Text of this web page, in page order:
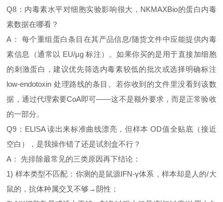
Q8：内毒素水平对细胞实验影响很大，NKMAXBio的蛋白内毒
素数据在哪看？
A： 每个重组蛋白条目在其产品信息/随货文件中应能提供内毒
素信息（通常以 EU/µg 标注）。如果你买的是用于直接加细胞
的刺激蛋白，建议优先筛选内毒素较低的批次或选择明确标注
low‑endotoxin 处理路线的条目。若你收到的文件里没看到该数
据，通过代理索要CoA即可——这不是额外要求，而是正常验收
的一部分。
Q9：ELISA 读出来标准曲线漂亮，但样本 OD值全贴底（接近
空白），是我操作错了还是试剂盒不行？
A： 先排除最常见的三类原因再下结论：
1) 样本类型不匹配：你测的是鼠源IFN‑γ体系，样本却是人的/大
鼠的，抗体种属交叉不够→阴性；